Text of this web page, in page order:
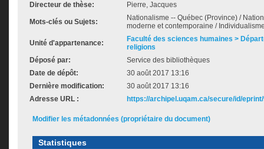
Directeur de thèse: Pierre, Jacques
Mots-clés ou Sujets:
Nationalisme -- Québec (Province) /
moderne et contemporaine /
Unité d'appartenance:
Faculté des sciences humaines >
religions
Déposé par:
Service des bibliothèques
Date de dépôt:
30 août 2017 13:16
Dernière modification:
30 août 2017 13:16
Adresse URL :
https://archipel.uqam.ca/secure/id/
Modifier les métadonnées (propriétaire du document)
Statistiques